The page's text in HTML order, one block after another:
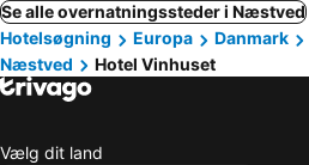
Se alle overnatningssteder i Næstved
Hotelsøgning
Europa Danmark
Næstved
Hotel Vinhuset
Vælg dit land